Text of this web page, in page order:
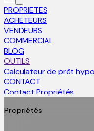
PROPRIETES
ACHETEURS
VENDEURS
COMMERCIAL
BLOG
OUTILS
Calculateur de prêt
CONTACT
Contact Propriétés
Propriétés